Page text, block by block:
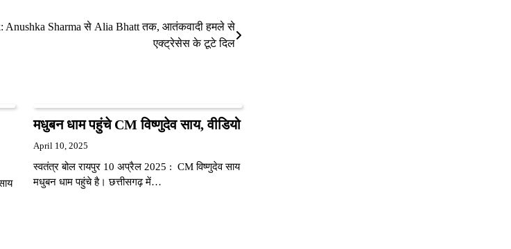
Anushka Sharma से Alia Bhatt तक, आतंकवादी हमले से
एक्ट्रेसेस के टूटे दिल
मधुबन धाम पहुंचे CM विष्णुदेव साय, वीडियो
April 10, 2025
स्वतंत्र बोल रायपुर 10 अप्रैल 2025 : CM विष्णुदेव साय
मधुबन धाम पहुंचे है। छत्तीसगढ़ में…